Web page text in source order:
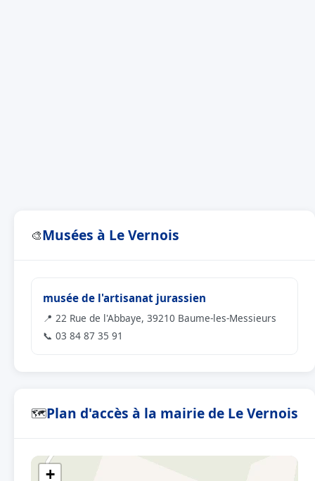
🎨Musées à Le Vernois
musée de l'artisanat jurassien
📍 22 Rue de l'Abbaye, 39210 Baume-les-Messieurs
📞 03 84 87 35 91
🗺Plan d'accès à la mairie de Le Vernois
+